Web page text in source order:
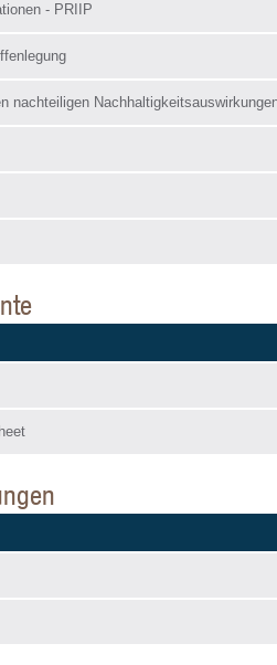
- PRIIP
nachteiligen